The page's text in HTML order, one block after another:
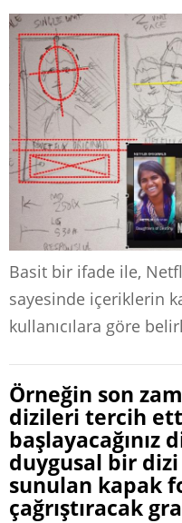
Basit bir ifade ile,
sayesinde içeriklerin
kullanıcılara göre
Örneğin son
dizileri tercih
başlayacağınız
duygusal bir
sunulan kapak
çağrıştıracak